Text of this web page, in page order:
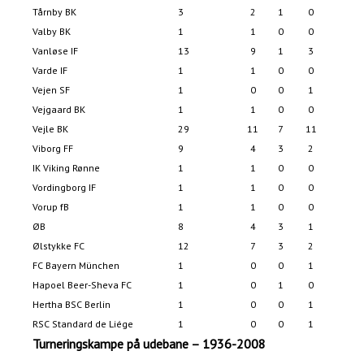
Tårnby BK
3 2 1 0
Valby BK
1 1 0 0
Vanløse IF
13 9 1 3
Varde IF
1 1 0 0
Vejen SF
1 0 0 1
Vejgaard BK
1 1 0 0
Vejle BK
29 11 7 11
Viborg FF
9 4 3 2
IK Viking Rønne
1 1 0 0
Vordingborg IF
1 1 0 0
Vorup fB
1 1 0 0
ØB
8 4 3 1
Ølstykke FC
12 7 3 2
FC Bayern München
1 0 0 1
Hapoel Beer-Sheva FC
1 0 1 0
Hertha BSC Berlin
1 0 0 1
RSC Standard de Liége
1 0 0 1
Turneringskampe på udebane – 1936-2008